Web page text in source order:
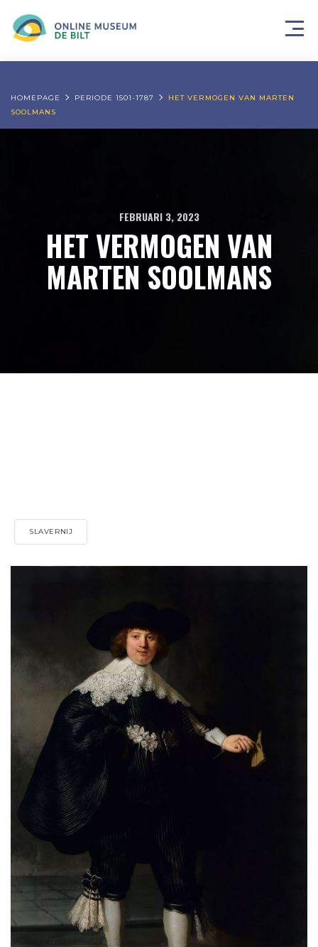
HOMEPAGE PERIODE 1501-1787
HET VERMOGEN VAN MARTEN
SOOLMANS
FEBRUARI 3, 2023
HET VERMOGEN VAN
MARTEN SOOLMANS
SLAVERNIJ